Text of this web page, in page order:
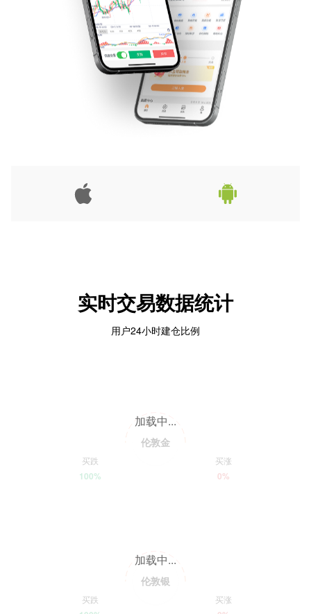
实时交易数据统计
用户24小时建仓比例
加载中...
伦敦金
买跌
100%
买涨
0%
加载中...
伦敦银
买跌
买涨